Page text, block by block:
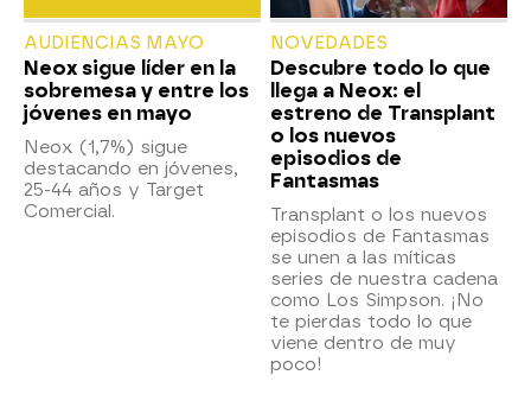
AUDIENCIAS MAYO
Neox sigue líder en la
sobremesa y entre los
jóvenes en mayo
Neox (1,7%) sigue
destacando en jóvenes,
25-44 años y Target
Comercial.
NOVEDADES
Descubre todo lo que
llega a Neox: el
estreno de Transplant
o los nuevos
episodios de
Fantasmas
Transplant o los nuevos
episodios de Fantasmas
se unen a las míticas
series de nuestra cadena
como Los Simpson. ¡No
te pierdas todo lo que
viene dentro de muy
poco!